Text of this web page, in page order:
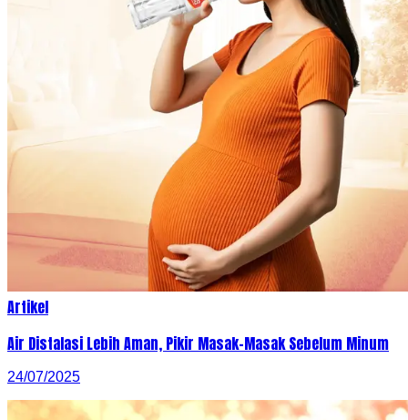
Artikel
Air Distalasi Lebih Aman, Pikir Masak-Masak Sebelum Minum
24/07/2025